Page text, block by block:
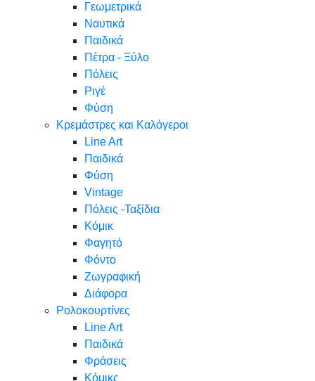
Γεωμετρικά
Ναυτικά
Παιδικά
Πέτρα - Ξύλο
Πόλεις
Ριγέ
Φύση
Κρεμάστρες και Καλόγεροι
Line Art
Παιδικά
Φύση
Vintage
Πόλεις -Ταξίδια
Κόμικ
Φαγητό
Φόντο
Ζωγραφική
Διάφορα
Ρολοκουρτίνες
Line Art
Παιδικά
Φράσεις
Κόμικς